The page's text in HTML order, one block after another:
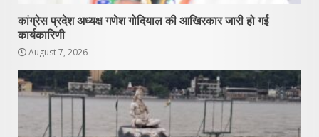
कांग्रेस प्रदेश अध्यक्ष गणेश गोदियाल की आखिरकार जारी हो गई
कार्यकारिणी
August 7, 2026